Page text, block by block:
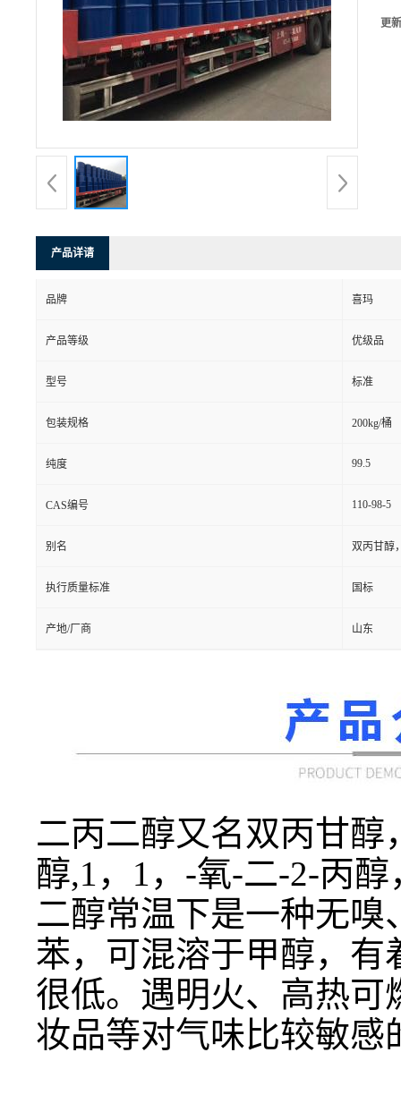
更
产品详请
品牌 喜玛
产品等级 优级品
型号 标准
包装规格 200kg/桶
纯度 99.5
CAS编号 110-98-5
别名 双丙甘醇
执行质量标准 国标
产地/厂商 山东
二丙二醇又名双丙甘
醇,1，1，-氧-二-2-丙
二醇常温下是一种无
苯，可混溶于甲醇，
很低。遇明火、高热
妆品等对气味比较敏感